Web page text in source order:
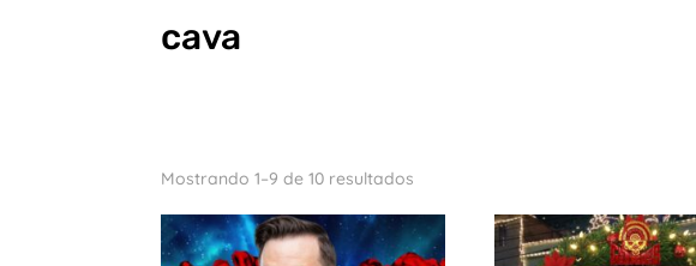
cava
Mostrando 1–9 de 10 resultados